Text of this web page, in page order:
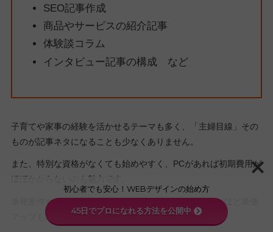
SEO記事作成
商品やサービスの紹介記事
体験談コラム
インタビュー記事の構成 など
子育てや家事の経験を活かせるテーマも多く、「主婦目線」その
ものが記事ネタになることも少なくありません。
また、特別な資格がなくても始めやすく、PCがあれば初期費用が
ほぼかからないのも魅力です。
単発案件も多いため仕事量を調整しやすく、実績を積むほど単価
アップも期待できます。
初心者でも安心！WEBデザインの始め方
45日でプロになれる方法を公開中